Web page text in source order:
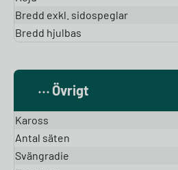
Bredd exkl. sidospeglar
Bredd hjulbas
Övrigt
Kaross
Antal säten
Svängradie